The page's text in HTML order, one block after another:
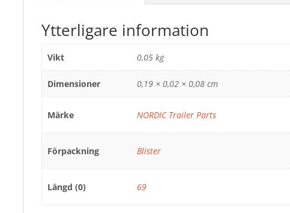
Ytterligare information
Vikt 0,05 kg
Dimensioner 0,19 × 0,02 × 0,08 cm
Märke NORDIC Trailer Parts
Förpackning Blister
Längd (0) 69